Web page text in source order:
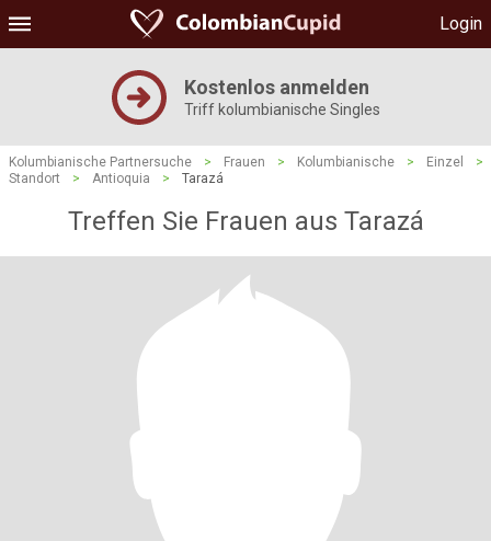
Login
Kostenlos anmelden
Triff kolumbianische Singles
Kolumbianische Partnersuche > Frauen > Kolumbianische > Einzel
>
Standort
> Antioquia > Tarazá
Treffen Sie Frauen aus Tarazá